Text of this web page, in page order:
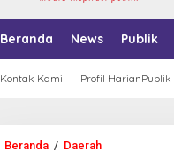
Beranda News Publik
Kontak Kami Profil HarianPublik
Beranda / Daerah